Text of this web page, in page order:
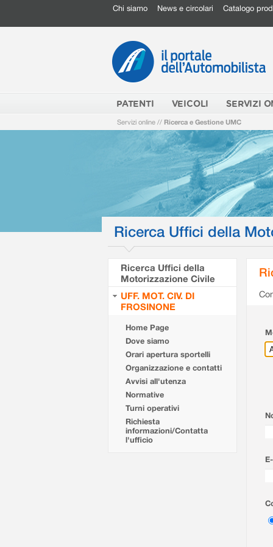
Chi siamo News e circolari Catalogo
PATENTI VEICOLI SERVIZI
Servizi online // Ricerca e Gestione UMC
Ricerca Uffici della
Ricerca Uffici della
Motorizzazione Civile
UFF. MOT. CIV. DI
FROSINONE
Home Page
Dove siamo
Orari apertura sportelli
Organizzazione e contatti
Avvisi all'utenza
Normative
Turni operativi
Richiesta
informazioni/Contatta
l'ufficio